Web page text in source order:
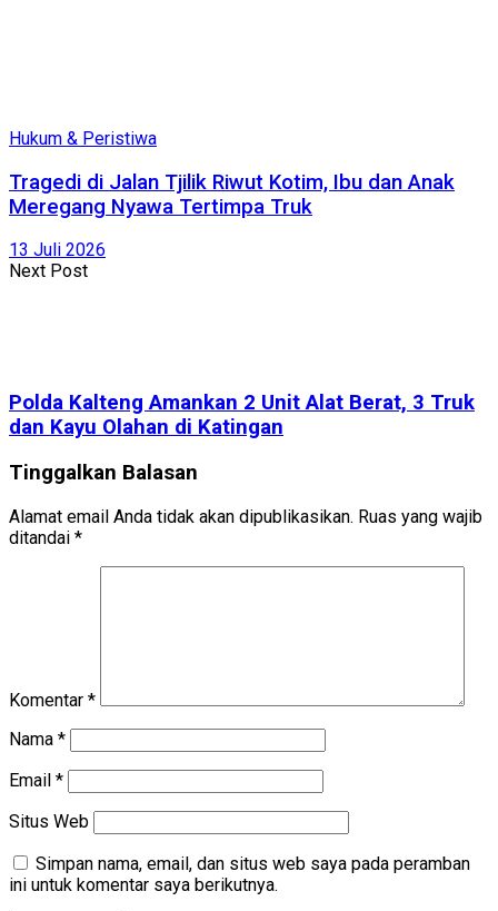
Hukum & Peristiwa
Tragedi di Jalan Tjilik Riwut Kotim, Ibu dan Anak
Meregang Nyawa Tertimpa Truk
13 Juli 2026
Next Post
Polda Kalteng Amankan 2 Unit Alat Berat, 3 Truk
dan Kayu Olahan di Katingan
Tinggalkan Balasan
Alamat email Anda tidak akan dipublikasikan. Ruas yang wajib
ditandai *
Komentar *
Nama *
Email *
Situs Web
Simpan nama, email, dan situs web saya pada peramban
ini untuk komentar saya berikutnya.